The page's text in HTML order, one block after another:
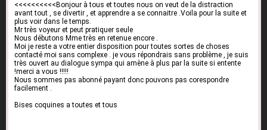
<<<<<<<<<<Bonjour à tous et toutes nous on veut de la distraction
avant tout , se divertir , et apprendre a se connaitre .Voila pour la suite et
plus voir dans le temps.
Mr très voyeur et peut pratiquer seule
Nous débutons Mme très en retenue encore .
Moi je reste a votre entier disposition pour toutes sortes de choses
contacté moi sans complexe . je vous répondrais sans problème , je suis
très ouvert au dialogue sympa qui amène à plus par la suite si entente
!merci a vous !!!!!
Nous sommes pas abonné payant donc pouvons pas corespondre
facilement .
Bises coquines a toutes et tous